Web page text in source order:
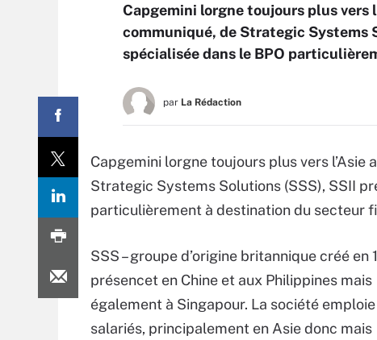
Capgemini lorgne toujours plus vers
communiqué, de Strategic Systems
spécialisée dans le BPO
par La Rédaction
Capgemini lorgne toujours plus vers
Strategic Systems Solutions (SSS), SSII
particulièrement à destination du secteur
SSS – groupe d’origine britannique créé en
présencet en Chine et aux Philippines mais
également à Singapour. La société
salariés, principalement en Asie donc mais